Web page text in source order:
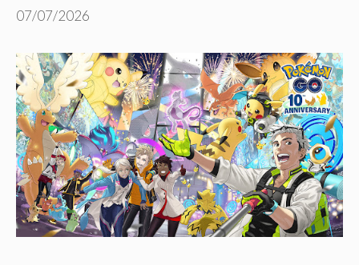
07/07/2026